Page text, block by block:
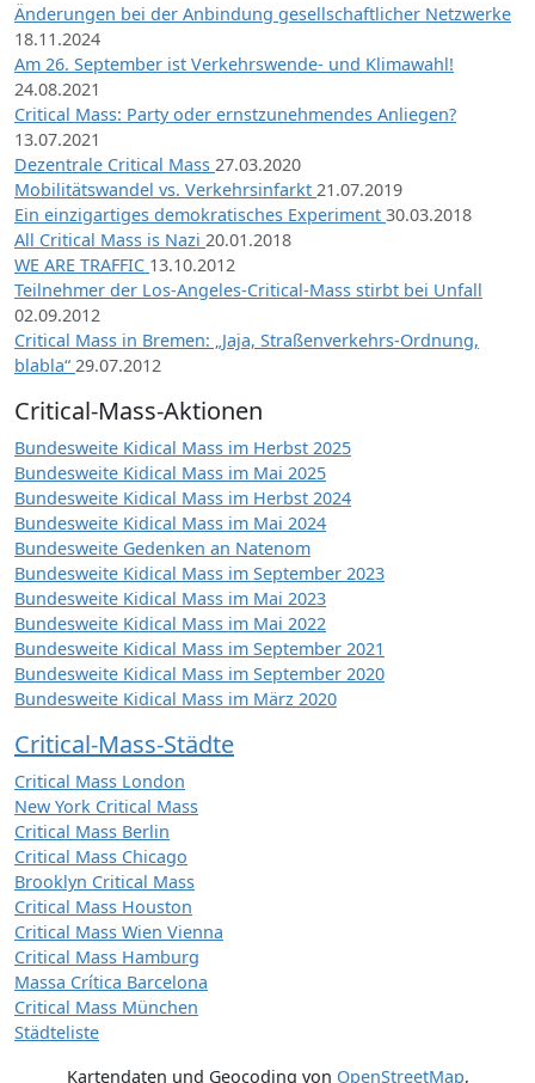
Änderungen bei der Anbindung gesellschaftlicher Netzwerke
18.11.2024
Am 26. September ist Verkehrswende- und Klimawahl!
24.08.2021
Critical Mass: Party oder ernstzunehmendes Anliegen?
13.07.2021
Dezentrale Critical Mass 27.03.2020
Mobilitätswandel vs. Verkehrsinfarkt 21.07.2019
Ein einzigartiges demokratisches Experiment 30.03.2018
All Critical Mass is Nazi 20.01.2018
WE ARE TRAFFIC 13.10.2012
Teilnehmer der Los-Angeles-Critical-Mass stirbt bei Unfall
02.09.2012
Critical Mass in Bremen: „Jaja, Straßenverkehrs-Ordnung,
blabla“ 29.07.2012
Critical-Mass-Aktionen
Bundesweite Kidical Mass im Herbst 2025
Bundesweite Kidical Mass im Mai 2025
Bundesweite Kidical Mass im Herbst 2024
Bundesweite Kidical Mass im Mai 2024
Bundesweite Gedenken an Natenom
Bundesweite Kidical Mass im September 2023
Bundesweite Kidical Mass im Mai 2023
Bundesweite Kidical Mass im Mai 2022
Bundesweite Kidical Mass im September 2021
Bundesweite Kidical Mass im September 2020
Bundesweite Kidical Mass im März 2020
Critical-Mass-Städte
Critical Mass London
New York Critical Mass
Critical Mass Berlin
Critical Mass Chicago
Brooklyn Critical Mass
Critical Mass Houston
Critical Mass Wien Vienna
Critical Mass Hamburg
Massa Crítica Barcelona
Critical Mass München
Städteliste
Kartendaten und Geocoding von OpenStreetMap,